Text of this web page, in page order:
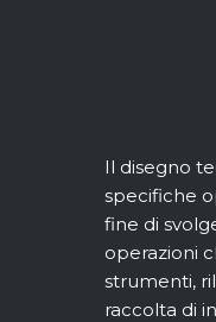
Il disegno
specifiche
fine di
operazioni
strumenti,
raccolta di